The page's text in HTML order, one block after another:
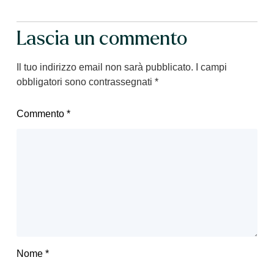
Lascia un commento
Il tuo indirizzo email non sarà pubblicato.
I campi
obbligatori sono contrassegnati *
Commento *
Nome *